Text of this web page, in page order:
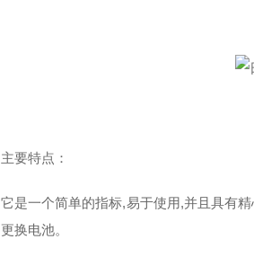
主要特点：
它是一个简单的指标,易于使用,并且具有
更换电池。